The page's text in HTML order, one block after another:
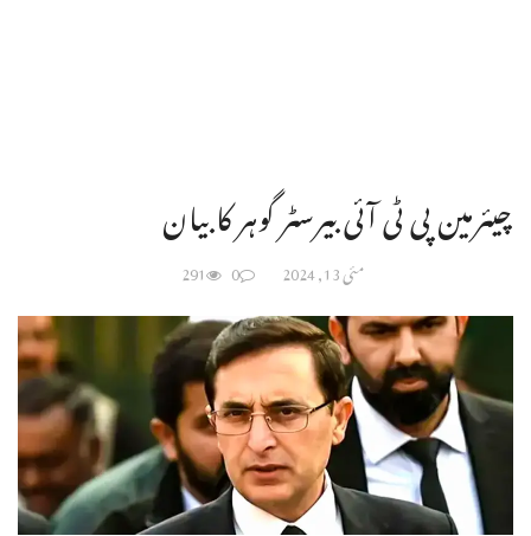
چیئرمین پی ٹی آئی بیرسٹر گوہر کا بیان
مئی 13, 2024 0
291